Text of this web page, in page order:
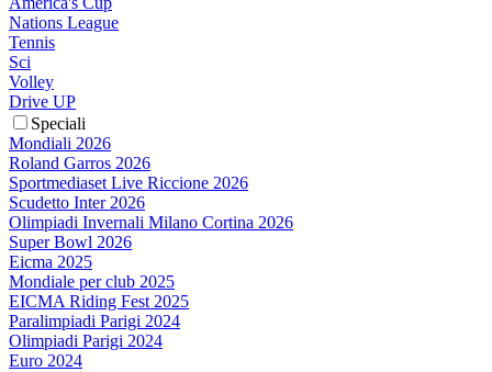
Nations League
Tennis
Sci
Volley
Drive UP
Speciali
Mondiali 2026
Roland Garros 2026
Sportmediaset Live Riccione 2026
Scudetto Inter 2026
Olimpiadi Invernali Milano Cortina 2026
Super Bowl 2026
Eicma 2025
Mondiale per club 2025
EICMA Riding Fest 2025
Paralimpiadi Parigi 2024
Olimpiadi Parigi 2024
Euro 2024